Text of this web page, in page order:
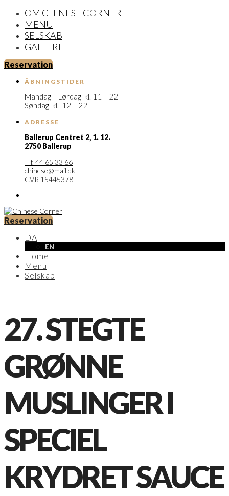
OM CHINESE CORNER
MENU
SELSKAB
GALLERIE
Reservation
ÅBNINGSTIDER
Mandag – Lørdag kl. 11 – 22
Søndag kl. 12 – 22
ADRESSE
Ballerup Centret 2, 1. 12.
2750 Ballerup
Tlf. 44 65 33 66
chinese@mail.dk
CVR 15445378
Reservation
DA
EN
Home
Menu
Selskab
27. STEGTE
GRØNNE
MUSLINGER I
SPECIEL
KRYDRET SAUCE